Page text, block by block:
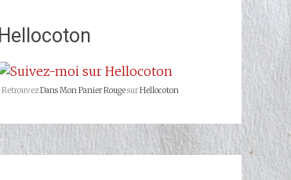
677523068993427/?
ref=br_rs
Facebook
Hellocoton
RetrouvezDans Mon Panier RougesurHellocoton